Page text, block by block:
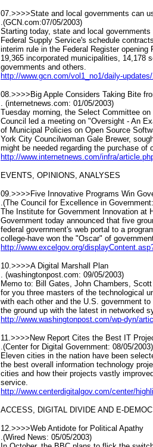
07.>>>>State and local governments can
.(GCN.com:07/05/2003)
Starting today, state and local
Federal Supply Service's schedule
interim rule in the Federal Register
19,365 incorporated municipalities, 14,178
governments and others.
http://www.gcn.com/vol1_no1/daily-
08.>>>>Big Apple Considers Taking Bite
. (internetnews.com: 01/05/2003)
Tuesday morning, the Select Committee
Council led a meeting on "Oversight - An
of Municipal Policies on Open Source
York City Councilwoman Gale Brewer,
might be needed regarding the purchase of
http://www.internetnews.com/infra/
EVENTS, OPINIONS, ANALYSES
09.>>>>Five Innovative Programs Win
.(The Council for Excellence in
The Institute for Government Innovation at
Government today announced that five
federal government's web portal to a
college-have won the "Oscar" of
http://www.excelgov.org/
10.>>>>A Digital Marshall Plan
. (washingtonpost.com: 09/05/2003)
Memo to: Bill Gates, John Chambers,
for you three masters of the technological
with each other and the U.S. government
the ground up with the latest in networked
http://www.washingtonpost.com/wp-dyn/
11.>>>>New Report Cites the Best IT
.(Center for Digital Government: 08/05/2003)
Eleven cities in the nation have been
the best overall information technology
cities and how their projects vastly
service.
http://www.centerdigitalgov.com/center/
ACCESS, DIGITAL DIVIDE AND E-
12.>>>>Web Antidote for Political Apathy
.(Wired News: 05/05/2003)